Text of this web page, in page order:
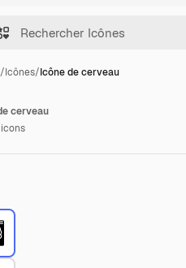
/Icônes/Icône de cerveau
cerveau